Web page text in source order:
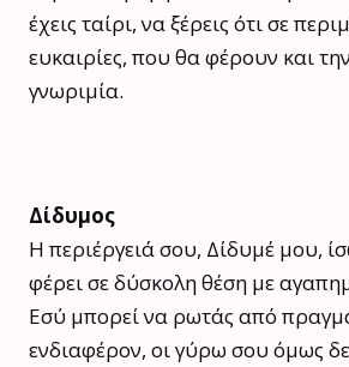
έχεις ταίρι, να ξέρεις ότι σε
ευκαιρίες, που θα φέρουν και
γνωριμία.
Δίδυμος
Η περιέργειά σου, Δίδυμέ μου,
φέρει σε δύσκολη θέση με
Εσύ μπορεί να ρωτάς από
ενδιαφέρον, οι γύρω σου όμως